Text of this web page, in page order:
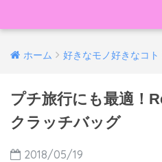
ホーム 好きなモノ好きなコト
プチ旅行にも最適！
クラッチバッグ
2018/05/19